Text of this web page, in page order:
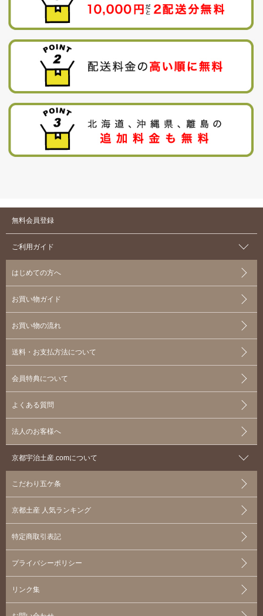
無料会員登録
ご利用ガイド
はじめての方へ
お買い物ガイド
お買い物の流れ
送料・お支払方法について
会員特典について
よくある質問
法人のお客様へ
京都宇治土産.comについて
こだわり五ケ条
京都土産 人気ランキング
特定商取引表記
プライバシーポリシー
リンク集